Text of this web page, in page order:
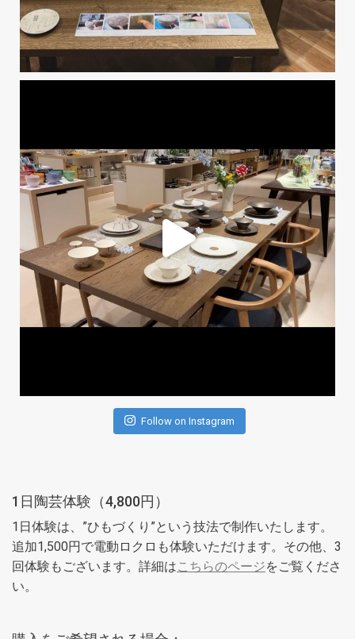
Follow on Instagram
1日陶芸体験（4,800円）
1日体験は、”ひもづくり”という技法で制作いたします。
追加1,500円で電動ロクロも体験いただけます。その他、3
回体験もございます。詳細はこちらのページをご覧くださ
い。